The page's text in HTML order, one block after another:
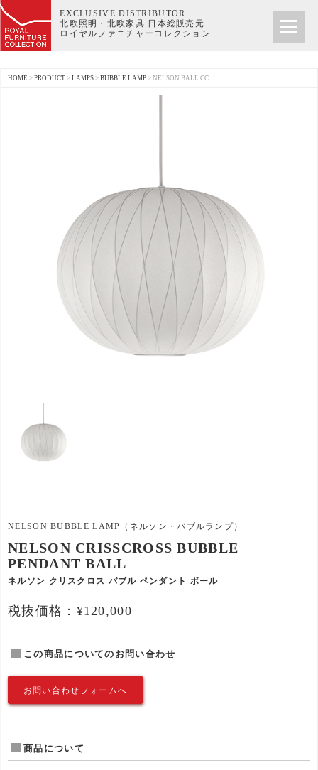
EXCLUSIVE DISTRIBUTOR
北欧照明・北欧家具 日本総販売元
ロイヤルファニチャーコレクション
HOME > PRODUCT > LAMPS > BUBBLE LAMP > NELSON BALL CC
NELSON BUBBLE LAMP（ネルソン・バブルランプ）
NELSON CRISSCROSS BUBBLE
PENDANT BALL
ネルソン クリスクロス バブル ペンダント ボール
税抜価格：¥120,000
この商品についてのお問い合わせ
お問い合わせフォームへ
商品について